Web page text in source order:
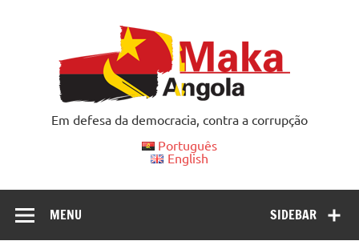
Em defesa da democracia, contra a corrupção
Português
English
SIDEBAR
MENU